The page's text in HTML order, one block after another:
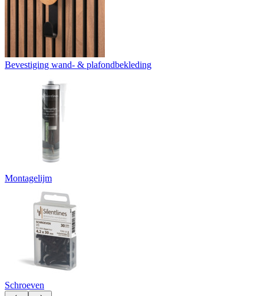
Bevestiging wand- & plafondbekleding
Montagelijm
Schroeven